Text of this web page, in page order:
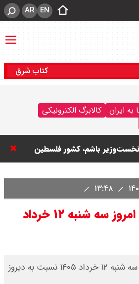
EN
AR
کتاب شرق
به ایران
کالابرگ الکترونیکی
تا زمان خلع سلاح حماس از
خارج نمی‌شویم / تا زمانی که
نخست‌وزیر باشم، کشور فلسطین
آزادی به نیم فصل اول لیگ
می رسد ؟
سنتی جمهوری‌خواهان را از دست می
قیمت دینار عراق امروز سه شنبه ۱۲ خرداد
قیمت دینار عراق امروز سه شنبه ۱۲ خرداد ۱۴۰۵ نسبت به دیروز